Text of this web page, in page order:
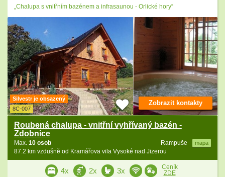
„Chalupa s vnitřním bazénem a infrasaunou - Orlické hory“
Silvestr je obsazený
8C-007
Roubená chalupa - vnitřní vyhřívaný bazén -
Zdobnice
Rampuše mapa
Max. 10 osob
87.2 km vzdušně od Kramářova vila Vysoké nad Jizerou
Zobrazit kontakty
4x 2x 3x
Ceník
ZDE